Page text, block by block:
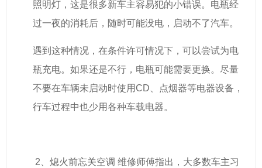
照明灯，这是很多新车主容易犯的小错误。电瓶经
过一夜的消耗后，随时可能没电，启动不了汽车。
遇到这种情况，在条件许可情况下，可以尝试为电
瓶充电。如果还是不行，电瓶可能需要更换。尽量
不要在车辆未启动时使用CD、点烟器等电器设备，
行车过程中也少用各种车载电器。
2、熄火前忘关空调 维修师傅指出，大多数车主习